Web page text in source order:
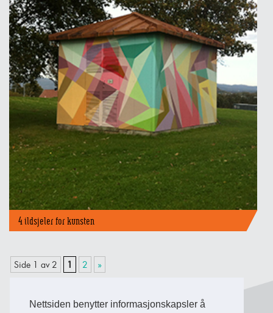
Nettsiden benytter informasjonskapsler å
4 ildsjeler for kunsten
Side 1 av 2 1 2 »
Back to Top